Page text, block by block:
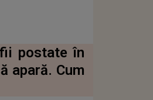
postate în
apară. Cum